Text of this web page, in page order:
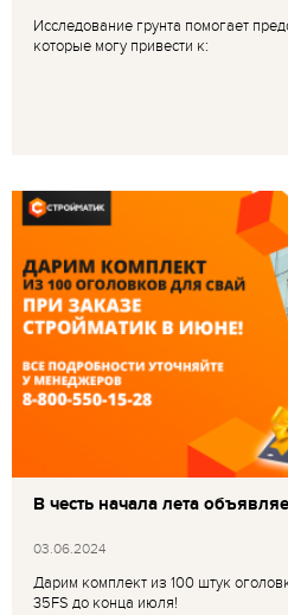
Исследование грунта помогает
которые могу привести к:
В честь начала лета
03.06.2024
Дарим комплект из 100 штук
35FS до конца июля!